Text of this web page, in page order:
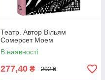
Театр. Автор Вільям
Сомерсет Моем
В наявності
277,40 ₴ 292 ₴